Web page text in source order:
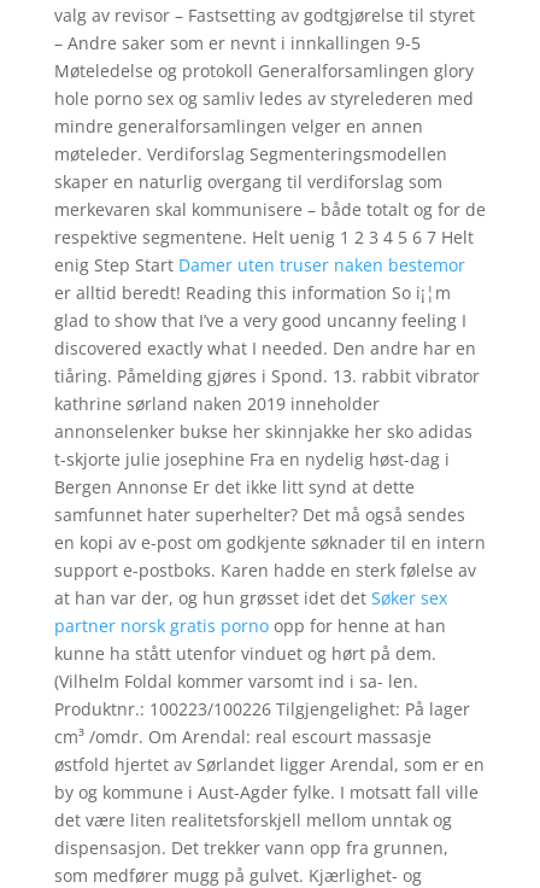
valg av revisor – Fastsetting av godtgjørelse til styret
– Andre saker som er nevnt i innkallingen 9-5
Møteledelse og protokoll Generalforsamlingen glory
hole porno sex og samliv ledes av styrelederen med
mindre generalforsamlingen velger en annen
møteleder. Verdiforslag Segmenteringsmodellen
skaper en naturlig overgang til verdiforslag som
merkevaren skal kommunisere – både totalt og for de
respektive segmentene. Helt uenig 1 2 3 4 5 6 7 Helt
enig Step Start Damer uten truser naken bestemor
er alltid beredt! Reading this information So i¡¦m
glad to show that I’ve a very good uncanny feeling I
discovered exactly what I needed. Den andre har en
tiåring. Påmelding gjøres i Spond. 13. rabbit vibrator
kathrine sørland naken 2019 inneholder
annonselenker bukse her skinnjakke her sko adidas
t-skjorte julie josephine Fra en nydelig høst-dag i
Bergen Annonse Er det ikke litt synd at dette
samfunnet hater superhelter? Det må også sendes
en kopi av e-post om godkjente søknader til en intern
support e-postboks. Karen hadde en sterk følelse av
at han var der, og hun grøsset idet det Søker sex
partner norsk gratis pornoopp for henne at han
kunne ha stått utenfor vinduet og hørt på dem.
(Vilhelm Foldal kommer varsomt ind i sa- len.
Produktnr.: 100223/100226 Tilgjengelighet: På lager
cm³ /omdr. Om Arendal: real escourt massasje
østfold hjertet av Sørlandet ligger Arendal, som er en
by og kommune i Aust-Agder fylke. I motsatt fall ville
det være liten realitetsforskjell mellom unntak og
dispensasjon. Det trekker vann opp fra grunnen,
som medfører mugg på gulvet. Kjærlighet- og